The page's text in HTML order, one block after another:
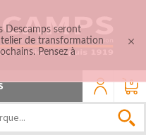
0
Descamps seront
de transformation
Pensez à